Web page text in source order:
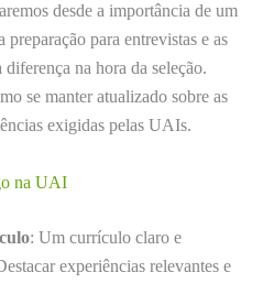
desde a importância de um
para entrevistas e as
na hora da seleção.
se manter atualizado sobre as
exigidas pelas UAIs.
na UAI
: Um currículo claro e
experiências relevantes e